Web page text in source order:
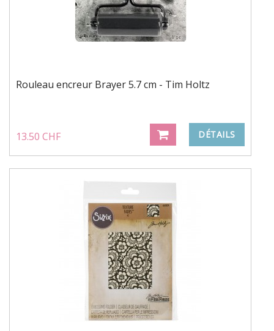
Rouleau encreur Brayer 5.7 cm - Tim Holtz
13.50 CHF DÉTAILS